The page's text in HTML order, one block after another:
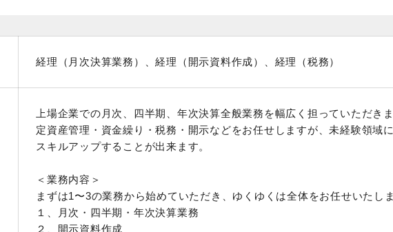
経理（月次決算業務）、経理（開示資料作成）、経理（税務）
上場企業での月次、四半期、年次決算全般業務を幅広く担っていただき
定資産管理・資金繰り・税務・開示などをお任せしますが、未経験領域
スキルアップすることが出来ます。
＜業務内容＞
まずは1〜3の業務から始めていただき、ゆくゆくは全体をお任せいたしま
１、月次・四半期・年次決算業務
２、開示資料作成